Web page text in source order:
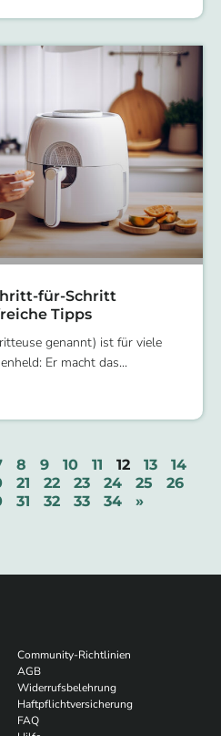
für-Schritt
Tipps
genannt) ist für viele
Er macht das
8 9 10 11 12 13
14
21 22 23 24 25
26
31 32 33 34 »
Community-Richtlinien
AGB
Widerrufsbelehrung
Haftpflichtversicherung
FAQ